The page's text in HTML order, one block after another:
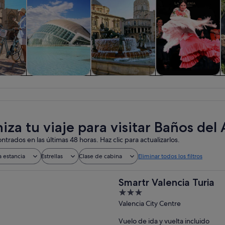
tu viaje para visitar Baños del
en las últimas 48 horas. Haz clic para actualizarlos.
estancia Estrellas Clase de cabina Eliminar todos los filtros
Smartr Valencia Turia
3
out
Valencia City Centre
Vuelo de ida y vuelta incluido